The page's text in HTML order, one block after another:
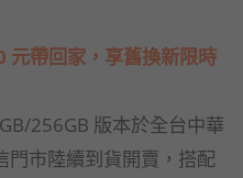
元帶回家，享舊換新限時
256GB 版本於全台中華
門市陸續到貨開賣，搭配